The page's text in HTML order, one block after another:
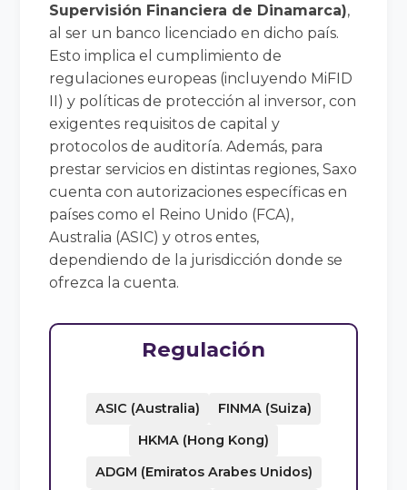
Supervisión Financiera de Dinamarca),
al ser un banco licenciado en dicho país.
Esto implica el cumplimiento de
regulaciones europeas (incluyendo MiFID
II) y políticas de protección al inversor, con
exigentes requisitos de capital y
protocolos de auditoría. Además, para
prestar servicios en distintas regiones, Saxo
cuenta con autorizaciones específicas en
países como el Reino Unido (FCA),
Australia (ASIC) y otros entes,
dependiendo de la jurisdicción donde se
ofrezca la cuenta.
Regulación
ASIC (Australia)
FINMA (Suiza)
HKMA (Hong Kong)
ADGM (Emiratos Arabes Unidos)